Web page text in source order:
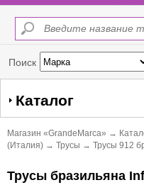
Поиск
Каталог
Магазин «GrandeMarca» →
(Италия) → Трусы → Трусы 912
Трусы бразильяна